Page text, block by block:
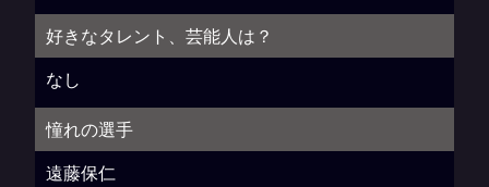
好きなタレント、芸能人は？
なし
憧れの選手
遠藤保仁